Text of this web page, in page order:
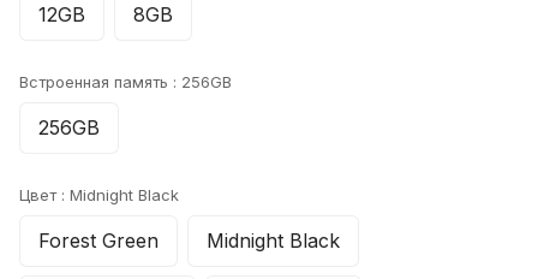
12GB 8GB
Встроенная память : 256GB
256GB
Цвет : Midnight Black
Forest Green Midnight Black